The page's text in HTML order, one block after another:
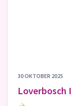
30 OKTOBER 2025
Loverbosch